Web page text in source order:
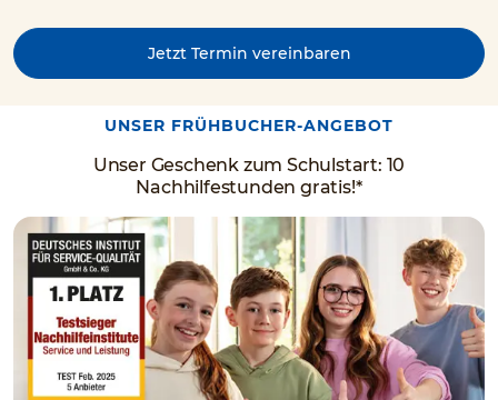
Jetzt Termin vereinbaren
UNSER FRÜHBUCHER-ANGEBOT
Unser Geschenk zum Schulstart: 10
Nachhilfestunden gratis!*